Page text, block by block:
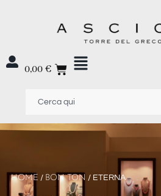
0,00€
HOME / BON TON / ETERNA